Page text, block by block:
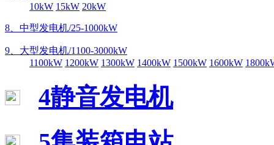
10kW 15kW 20kW
8、中型发电机/25-1000kW
9、大型发电机/1100-3000kW
1100kW 1200kW 1300kW 1400kW 1500kW 1600kW
4静音发电机